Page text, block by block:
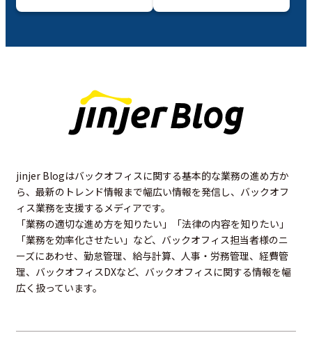
jinjer Blogはバックオフィスに関する基本的な業務の進め方か
ら、最新のトレンド情報まで幅広い情報を発信し、バックオフ
ィス業務を支援するメディアです。
「業務の適切な進め方を知りたい」「法律の内容を知りたい」
「業務を効率化させたい」など、バックオフィス担当者様のニ
ーズにあわせ、勤怠管理、給与計算、人事・労務管理、経費管
理、バックオフィスDXなど、バックオフィスに関する情報を幅
広く扱っています。